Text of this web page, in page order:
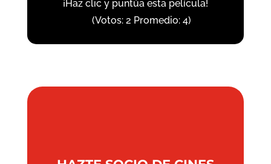
¡Haz clic y puntúa esta película!
(Votos: 2 Promedio: 4)